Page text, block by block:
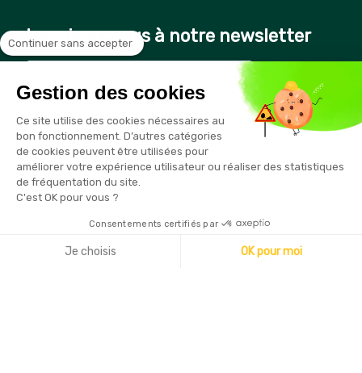
Inscrivez-vous à notre newsletter
Vous pouvez vous désinscrire à tout moment en cliquant sur le
lien présent dans nos emails
Copyright © 2026 - Sécurama
Continuer sans accepter
Gestion des cookies
Ce site utilise des cookies nécessaires au
bon fonctionnement. D’autres catégories
de cookies peuvent être utilisées pour
améliorer votre expérience utilisateur ou réaliser des statistiques
de fréquentation du site.
C'est OK pour vous ?
Consentements certifiés par
Je choisis OK pour moi